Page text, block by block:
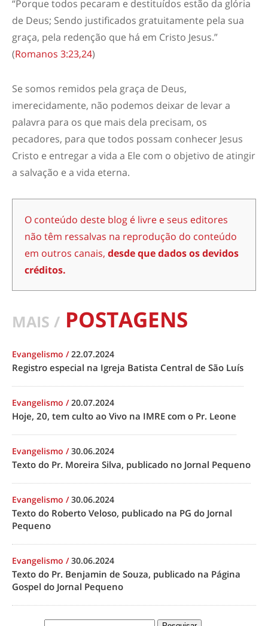
“Porque todos pecaram e destituídos estão da glória
de Deus; Sendo justificados gratuitamente pela sua
graça, pela redenção que há em Cristo Jesus.”
(Romanos 3:23,24)
Se somos remidos pela graça de Deus,
imerecidamente, não podemos deixar de levar a
palavra para os que mais dela precisam, os
pecadores, para que todos possam conhecer Jesus
Cristo e entregara vida a Ele com o objetivo de atingir
a salvação e a vida eterna.
O conteúdo deste blog é livre e seus editores
não têm ressalvas na reprodução do conteúdo
em outros canais, desde que dados os devidos
créditos.
MAIS / POSTAGENS
Evangelismo /22.07.2024
Registro especial na Igreja Batista Central de São Luís
Evangelismo /20.07.2024
Hoje, 20, tem culto ao Vivo na IMRE com o Pr. Leone
Evangelismo /30.06.2024
Texto do Pr. Moreira Silva, publicado no Jornal Pequeno
Evangelismo /30.06.2024
Texto do Roberto Veloso, publicado na PG do Jornal
Pequeno
Evangelismo /30.06.2024
Texto do Pr. Benjamin de Souza, publicado na Página
Gospel do Jornal Pequeno